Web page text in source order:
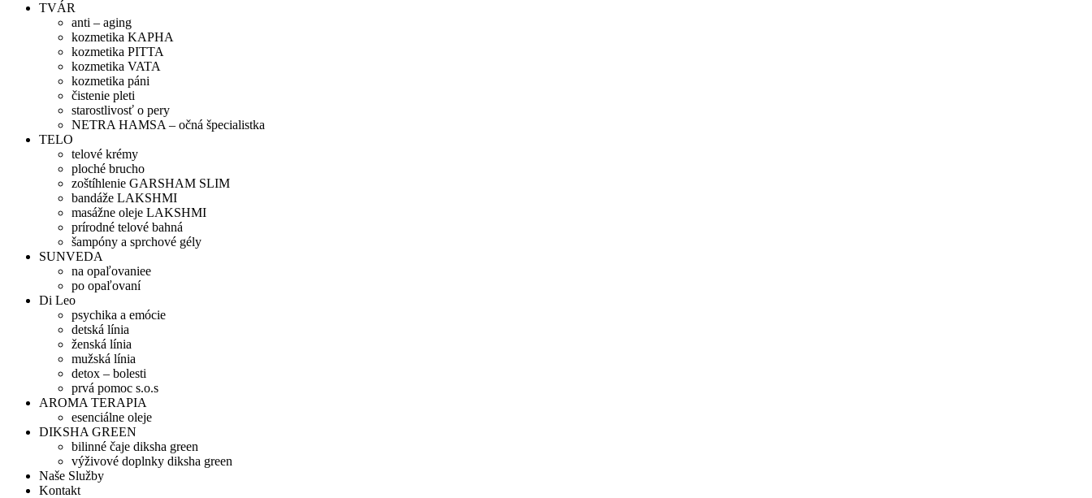
TVÁR
anti – aging
kozmetika KAPHA
kozmetika PITTA
kozmetika VATA
kozmetika páni
čistenie pleti
starostlivosť o pery
NETRA HAMSA – očná špecialistka
TELO
telové krémy
ploché brucho
zoštíhlenie GARSHAM SLIM
bandáže LAKSHMI
masážne oleje LAKSHMI
prírodné telové bahná
šampóny a sprchové gély
SUNVEDA
na opaľovaniee
po opaľovaní
Di Leo
psychika a emócie
detská línia
ženská línia
mužská línia
detox – bolesti
prvá pomoc s.o.s
AROMA TERAPIA
esenciálne oleje
DIKSHA GREEN
bilinné čaje diksha green
výživové doplnky diksha green
Naše Služby
Kontakt